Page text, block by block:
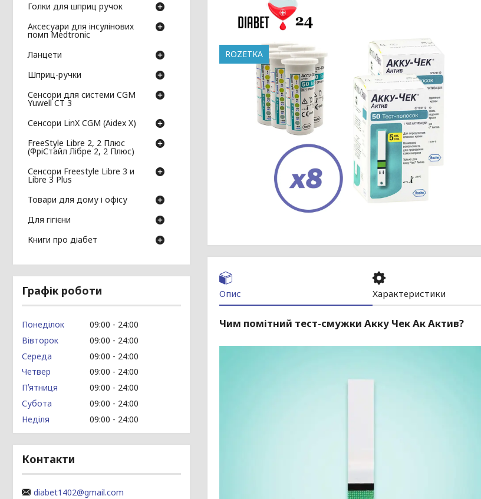
ROZETKA
Опис Характеристики
Чим помітний тест-смужки Акку Чек Ак Актив?
Голки для шприц ручок
Аксесуари для інсулінових
помп Medtronic
Ланцети
Шприц-ручки
Сенсори для системи CGM
Yuwell CT 3
Сенсори LinX CGM (Aidex X)
FreeStyle Libre 2, 2 Плюс
(ФріСтайл Лібре 2, 2 Плюс)
Сенсори Freestyle Libre 3 и
Libre 3 Plus
Товари для дому і офісу
Для гігієни
Книги про діабет
Графік роботи
Понеділок 09:00
24:00
Вівторок
09:00
24:00
Середа
09:00
24:00
Четвер
09:00
24:00
Пʼятниця
09:00
24:00
Субота
09:00
24:00
Неділя
09:00 24:00
Контакти
diabet1402@gmail.com